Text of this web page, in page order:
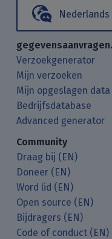
Verzoekgenerator
Mijn verzoeken
Mijn opgeslagen data
Bedrijfsdatabase
Advanced generator
Community
Draag bij (EN)
Doneer (EN)
Word lid (EN)
Open source (EN)
Bijdragers (EN)
Code of conduct (EN)